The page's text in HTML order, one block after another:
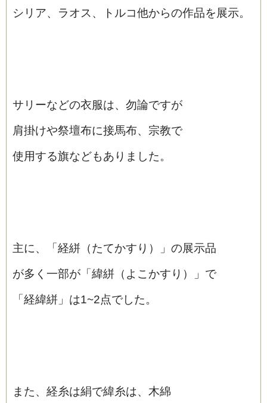
シリア、ラオス、トルコ他からの作品を展示。
サリーなどの衣服は、勿論ですが
肩掛けや祭壇布に接馬布、宗教で
使用する旗などもありました。
主に、「経絣（たてかすり）」の展示品
が多く一部が「緯絣（よこかすり）」で
「経緯絣」は1~2点でした。
また、経糸は絹で緯糸は、木綿